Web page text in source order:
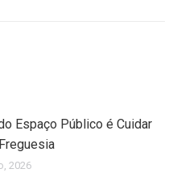
Espaço Público é Cuidar
2026